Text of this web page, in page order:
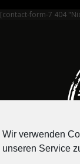
[contact-form-7 404
Wir verwenden
unseren Service